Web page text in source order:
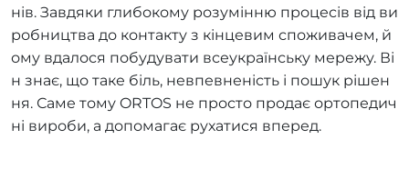
нів. Завдяки глибокому розумінню процесів від ви
робництва до контакту з кінцевим споживачем, й
ому вдалося побудувати всеукраїнську мережу. Ві
н знає, що таке біль, невпевненість і пошук рішен
ня. Саме тому ORTOS не просто продає ортопедич
ні вироби, а допомагає рухатися вперед.